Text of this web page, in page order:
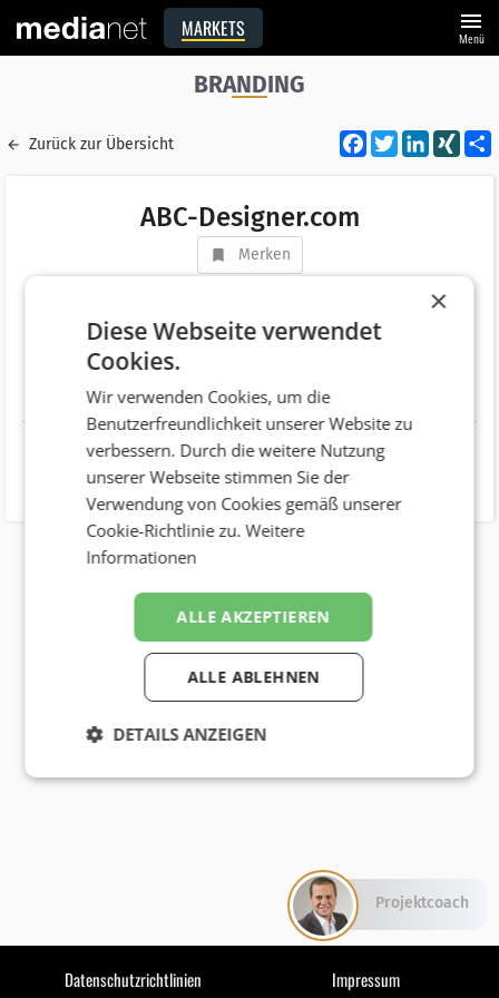
MARKETS menu
Menü
BRANDING
Zurück zur Übersicht Facebook
Twitter XING
ABC-Designer.com
Merken
AT 5163 Mattsee
Telefonnummer
Website http://www.abc-designer.com
Datenschutzrichtlinien Impressum
×
Diese Webseite verwendet
Cookies.
Wir verwenden Cookies, um die
Benutzerfreundlichkeit unserer Website zu
verbessern. Durch die weitere Nutzung
unserer Webseite stimmen Sie der
Verwendung von Cookies gemäß unserer
Cookie-Richtlinie zu.Weitere
Informationen
ALLE AKZEPTIEREN
ALLE ABLEHNEN
DETAILS ANZEIGEN
Projektcoach